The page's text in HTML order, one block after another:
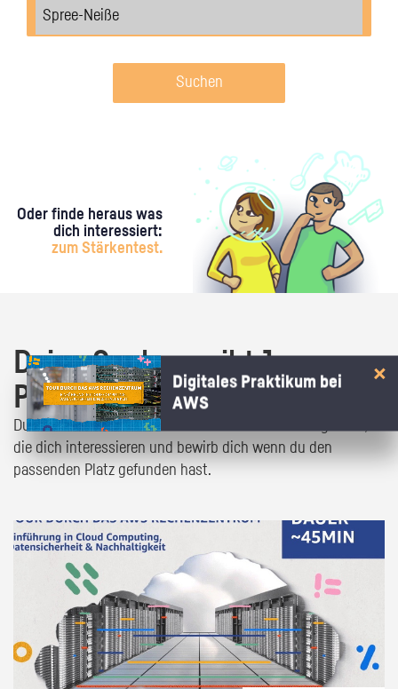
Suchen
Oder finde heraus was
dich interessiert:
zum Stärkentest.
Deine Suche ergibt 1
Praktikumsangebot!
Du bist fast da! Klick dich durch die Praktikumsangebote,
die dich interessieren und bewirb dich wenn du den
passenden Platz gefunden hast.
Digitales Praktikum bei
AWS